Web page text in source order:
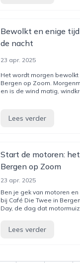
Bewolkt en enige
de nacht
23 apr. 2025
Het wordt morgen
Bergen op Zoom.
en is de wind matig,
Lees verder
Start de motoren:
Bergen op Zoom
23 apr. 2025
Ben je gek van motoren
bij Café Die Twee in
Day, de dag dat
Lees verder